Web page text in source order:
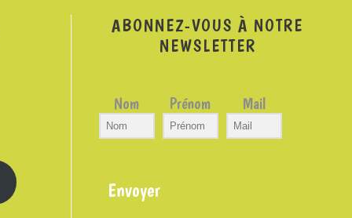
ABONNEZ-VOUS À NOTRE
NEWSLETTER
Nom Prénom Mail
Envoyer